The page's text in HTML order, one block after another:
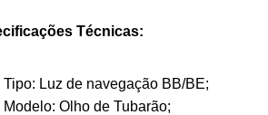
Técnicas:
Tipo: Luz de navegação BB/BE;
Modelo: Olho de Tubarão;